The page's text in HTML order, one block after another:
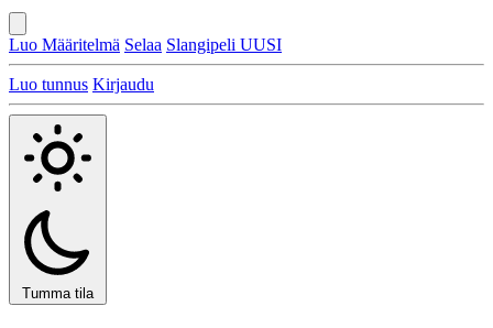
Luo Määritelmä Selaa Slangipeli UUSI
Luo tunnus Kirjaudu
Tumma tila